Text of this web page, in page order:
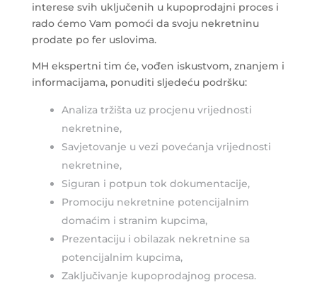
interese svih uključenih u kupoprodajni proces i
rado ćemo Vam pomoći da svoju nekretninu
prodate po fer uslovima.
MH ekspertni tim će, vođen iskustvom, znanjem i
informacijama, ponuditi sljedeću podršku:
Analiza tržišta uz procjenu vrijednosti
nekretnine,
Savjetovanje u vezi povećanja vrijednosti
nekretnine,
Siguran i potpun tok dokumentacije,
Promociju nekretnine potencijalnim
domaćim i stranim kupcima,
Prezentaciju i obilazak nekretnine sa
potencijalnim kupcima,
Zaključivanje kupoprodajnog procesa.